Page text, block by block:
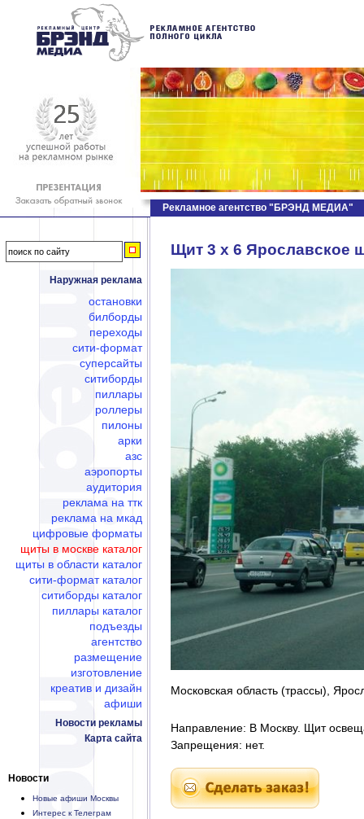
Наружная реклама
остановки
билборды
переходы
сити-формат
суперсайты
ситиборды
пиллары
роллеры
пилоны
арки
азс
аэропорты
аудитория
реклама на ттк
реклама на мкад
цифровые форматы
щиты в москве каталог
щиты в области каталог
сити-формат каталог
ситиборды каталог
пиллары каталог
подъезды
агентство
размещение
изготовление
креатив и дизайн
афиши
Новости рекламы
Карта сайта
Новости
Новые афиши Москвы
Интерес к Телеграм
Рекламное агентство "БРЭНД МЕДИА"
Щит 3 х 6 Ярославское
Московская область (трассы),
Направление: В Москву. Щит
Запрещения: нет.